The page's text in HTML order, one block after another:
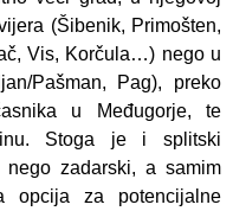
(Šibenik, Primošten,
Vis, Korčula…) nego u
Pašman, Pag), preko
u Međugorje, te
Stoga je i splitski
zadarski, a samim
opcija za potencijalne